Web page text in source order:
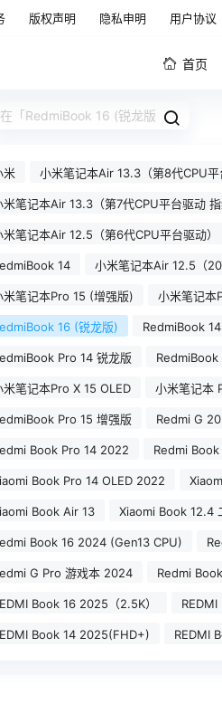
版权声明 隐私申明 用户协议
首页
米 小米笔记本Air 13.3（第8代CPU平
米笔记本Air 13.3（第7代CPU平台驱动 指
米笔记本Air 12.5（第6代CPU平台驱动）
14 小米笔记本Air 12.5（
米笔记本Pro 15 (增强版) 小米笔记本
16 (锐龙版) RedmiBook
Pro 14 锐龙版 RedmiBook
米笔记本Pro X 15 OLED 小米笔记本
Pro 15 增强版 Redmi G
Book Pro 14 2022 Redmi
Book Pro 14 OLED 2022
Book Air 13 Xiaomi Book 12.4
Book 16 2024 (Gen13 CPU)
G Pro 游戏本 2024 Redmi
Book 16 2025（2.5K）
Book 14 2025(FHD+) REDMI